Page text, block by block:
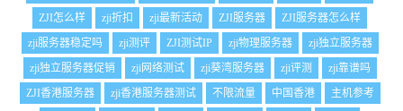
ZJI怎么样
zji折扣 zji最新活动 ZJI服务器
ZJI服务器怎么样
zji服务器稳定吗
zji测评 ZJI测试IP zji物理服务器
zji独立服务器
zji独立服务器促销
zji网络测试 zji葵湾服务器 zji评测
zji靠谱吗
ZJI香港服务器
zji香港服务器测试 不限流量 中国香港
主机参考